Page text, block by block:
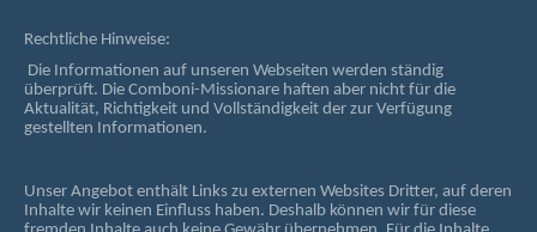
Rechtliche Hinweise:
Die Informationen auf unseren Webseiten werden ständig
überprüft. Die Comboni-Missionare haften aber nicht für die
Aktualität, Richtigkeit und Vollständigkeit der zur Verfügung
gestellten Informationen.
Unser Angebot enthält Links zu externen Websites Dritter, auf deren
Inhalte wir keinen Einfluss haben. Deshalb können wir für diese